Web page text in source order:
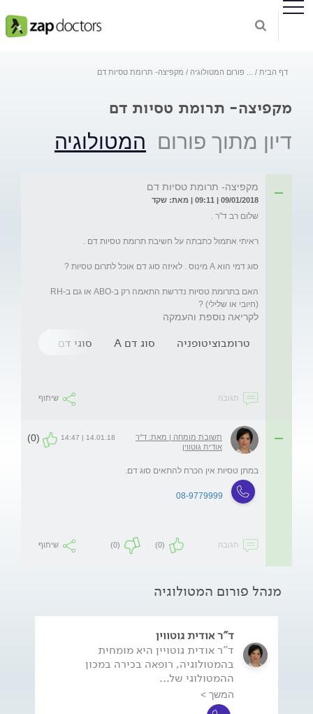
דף הבית פורום המטולוגיה מקפיצה- תרומת טסיות דם
מקפיצה- תרומת טסיות דם
דיון מתוך פורום המטולוגיה
מקפיצה- תרומת טסיות דם
09/01/2018 | 09:11 | מאת: שקד
(חיובי או שלילי) ?
לקריאה נוספת והעמקה
טרומבוציטופניה סוג דם A סוגי דם
תגובה שיתוף
תשובת מומחה | מאת: ד"ר
אודית גוטווין
14.01.18 | 14:47
(0)
במתן טסיות אין הכרח להתאים סוג דם.
08-9779999
תגובה (0)
(0) שיתוף
מנהל פורום המטולוגיה
ד"ר אודית גוטווין
ד"ר אודית גוטויין היא מומחית
בהמטולוגיה, רופאה בכירה במכון
ההמטולוגי של...
המשך >